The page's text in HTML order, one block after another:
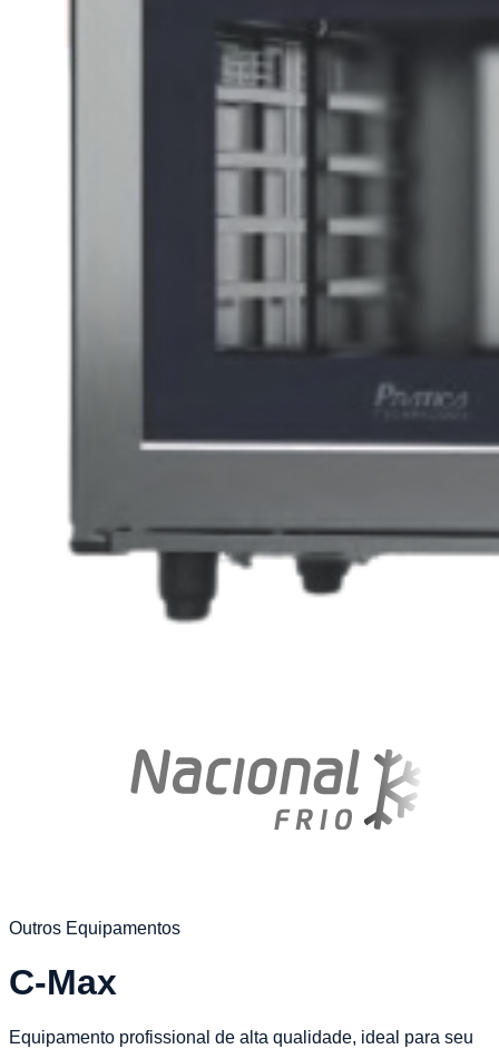
Outros Equipamentos
C-Max
Equipamento profissional de alta qualidade, ideal para seu